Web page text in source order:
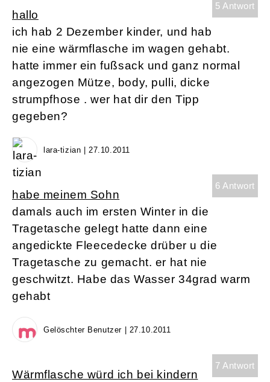
5 Antwort
hallo
ich hab 2 Dezember kinder, und hab
nie eine wärmflasche im wagen gehabt.
hatte immer ein fußsack und ganz normal
angezogen Mütze, body, pulli, dicke
strumpfhose . wer hat dir den Tipp
gegeben?
lara-tizian | 27.10.2011
6 Antwort
habe meinem Sohn
damals auch im ersten Winter in die
Tragetasche gelegt hatte dann eine
angedickte Fleecedecke drüber u die
Tragetasche zu gemacht. er hat nie
geschwitzt. Habe das Wasser 34grad warm
gehabt
Gelöschter Benutzer | 27.10.2011
7 Antwort
Wärmflasche würd ich bei kindern